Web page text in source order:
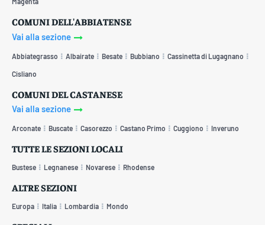
COMUNI DELL'ABBIATENSE
Vai alla sezione
Abbiategrasso Albairate Besate Bubbiano Cassinetta di Lugagnano
Cisliano
COMUNI DEL CASTANESE
Vai alla sezione
Arconate Buscate Casorezzo Castano Primo Cuggiono Inveruno
TUTTE LE SEZIONI LOCALI
Bustese Legnanese Novarese Rhodense
ALTRE SEZIONI
Europa Italia Lombardia Mondo